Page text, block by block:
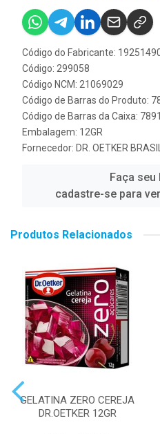
Código do Fabricante:
Código: 299058
Código NCM: 21069029
Código de Barras do Produto:
Código de Barras da Caixa:
Embalagem: 12GR
Fornecedor: DR. OETKER
Faça seu
cadastre-se para
Produtos Relacionados
GELATINA ZERO CEREJA
DR.OETKER 12GR